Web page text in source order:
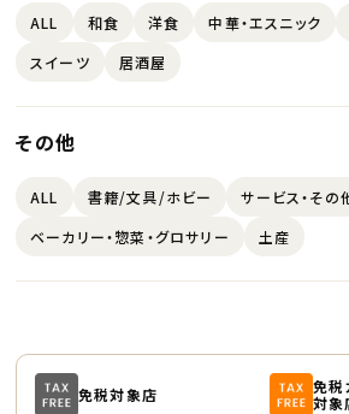
ALL 和食 洋食 中華・エスニック
スイーツ
居酒屋
その他
ALL 書籍/文具/ホビー
サービス・その
ベーカリー・惣菜・グロサリー
土産
免税対象店
免税
対象